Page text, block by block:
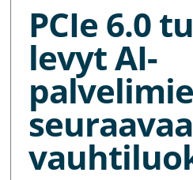
PCIe 6.0
levyt AI-